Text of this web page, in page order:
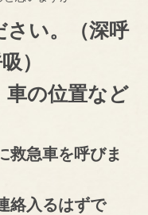
い。（深呼
）
の位置など
急車を呼びま
絡入るはずで